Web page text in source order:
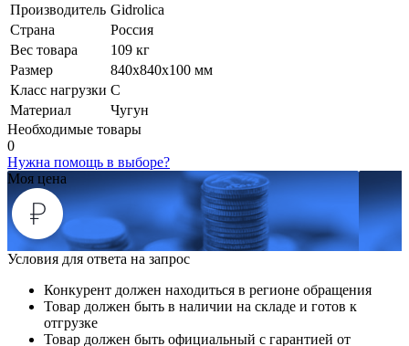
Производитель Gidrolica
Страна
Россия
Вес товара
109 кг
Размер
840х840х100 мм
Класс нагрузки C
Материал
Чугун
Необходимые товары
0
Нужна помощь в выборе?
Моя цена
Условия для ответа на запрос
Конкурент должен находиться в регионе обращения
Товар должен быть в наличии на складе и готов к
отгрузке
Товар должен быть официальный с гарантией от